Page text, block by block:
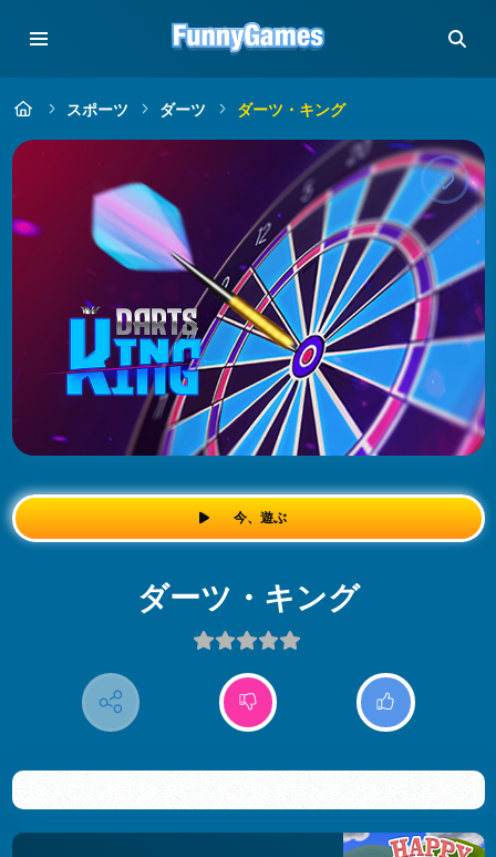
スポーツ ダーツ ダーツ・キング
今、遊ぶ
ダーツ・キング